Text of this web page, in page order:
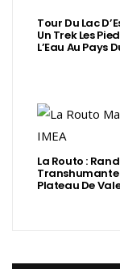
Tour Du Lac
Un Trek Les
L’Eau Au Pays
La Routo :
Transhumante
Plateau De